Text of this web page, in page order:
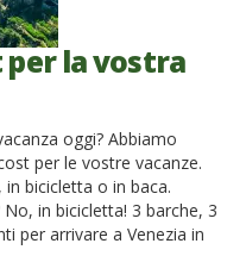
la vostra
oggi? Abbiamo
per le vostre vacanze.
in bicicletta o in baca.
in bicicletta! 3 barche, 3
per arrivare a Venezia in